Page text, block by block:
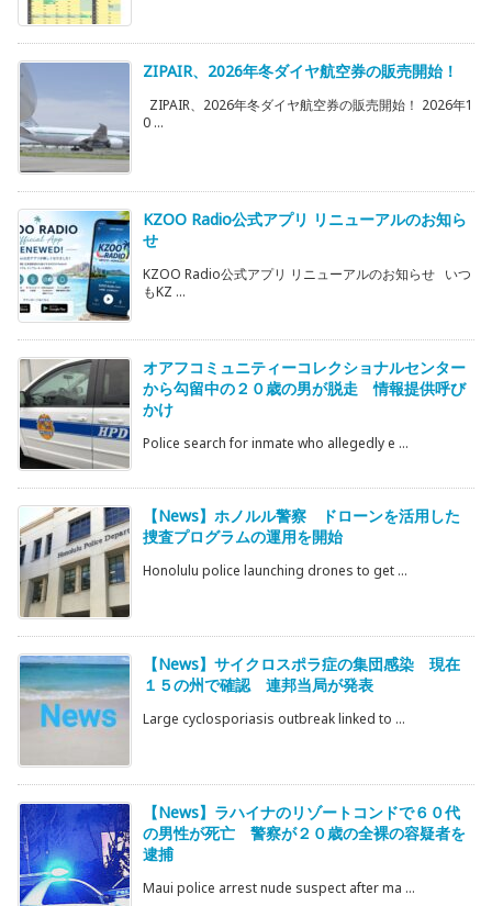
ZIPAIR、2026年冬ダイヤ航空券の販売開始！
ZIPAIR、2026年冬ダイヤ航空券の販売開始！ 2026年1
0 ...
KZOO Radio公式アプリ リニューアルのお知ら
せ
KZOO Radio公式アプリ リニューアルのお知らせ いつ
もKZ ...
オアフコミュニティーコレクショナルセンター
から勾留中の２０歳の男が脱走 情報提供呼び
かけ
Police search for inmate who allegedly e ...
【News】ホノルル警察 ドローンを活用した
捜査プログラムの運用を開始
Honolulu police launching drones to get ...
【News】サイクロスポラ症の集団感染 現在
１５の州で確認 連邦当局が発表
Large cyclosporiasis outbreak linked to ...
【News】ラハイナのリゾートコンドで６０代
の男性が死亡 警察が２０歳の全裸の容疑者を
逮捕
Maui police arrest nude suspect after ma ...